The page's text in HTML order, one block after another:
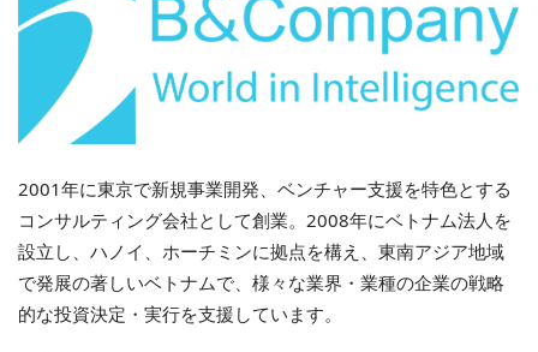
* この記事の情報を引用する場合は、著作権を尊重する
ため、出典と元の記事へのリンクを明記してくださ
B&カンパニー
2008年よりベトナムで市場調査を専門とする初の日本
企業として、業界レポート、業界インタビュー、消費
者調査、ビジネスマッチングなど、幅広いサービスを
提供しています。さらに、ベトナム国内の90万社以上
の企業を網羅したデータベースを構築し、パートナー
企業の探索や市場分析にご活用いただけるようになり
2001年に東京で新規事業開発、ベンチャー支援を特色とする
コンサルティング会社として創業。2008年にベトナム法人を
設立し、ハノイ、ホーチミンに拠点を構え、東南アジア地域
で発展の著しいベトナムで、様々な業界・業種の企業の戦略
的な投資決定・実行を支援しています。